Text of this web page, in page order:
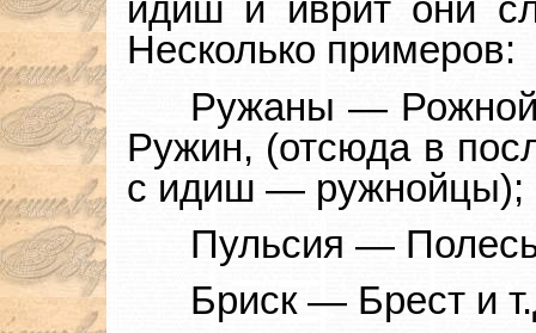
идиш и иврит они
Несколько примеров:
Ружаны —
Ружин, (отсюда в
с идиш — ружнойцы);
Пульсия —
Бриск — Брест и